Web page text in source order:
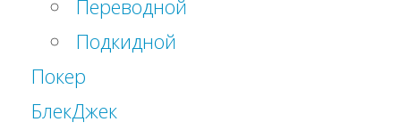
Переводной
Подкидной
Покер
БлекДжек